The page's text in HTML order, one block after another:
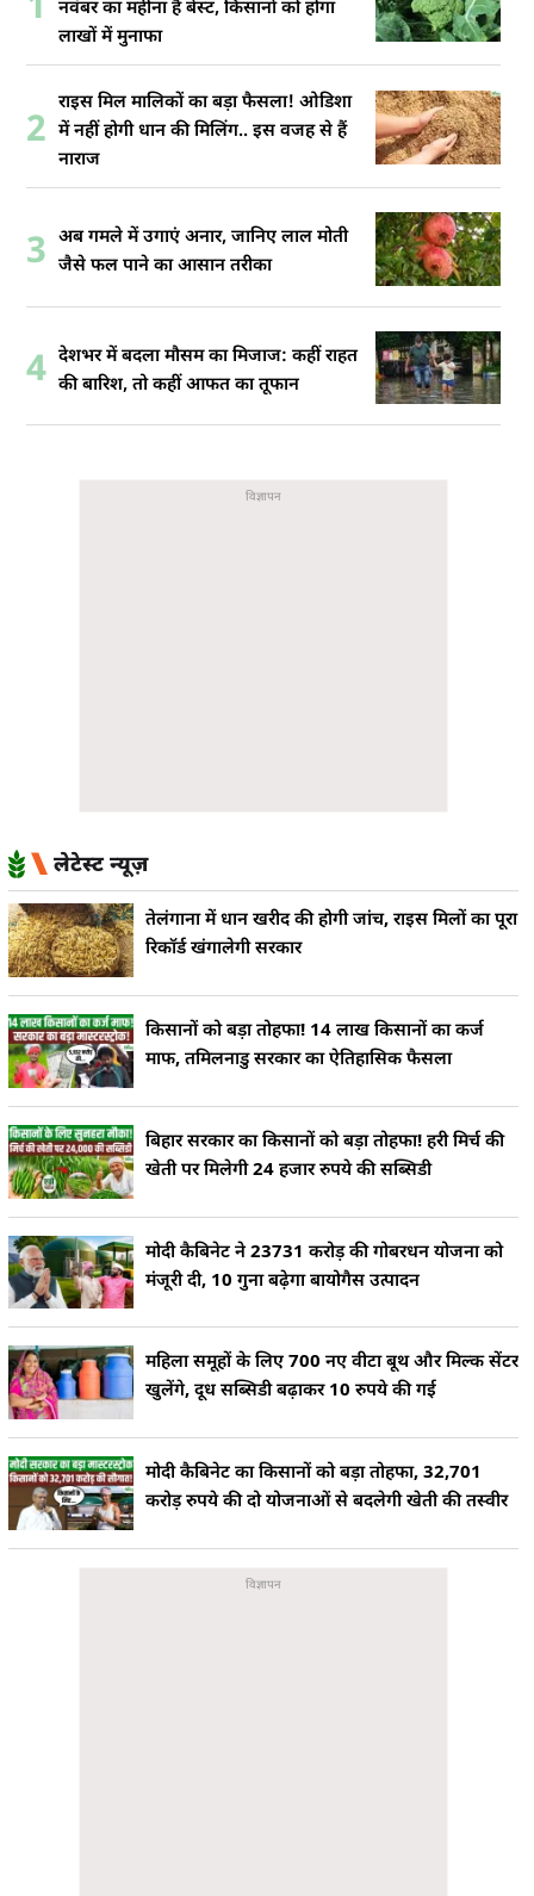
नवंबर का महीना है बेस्ट, किसानों को होगा
लाखों में मुनाफा
2
राइस मिल मालिकों का बड़ा फैसला! ओडिशा
में नहीं होगी धान की मिलिंग.. इस वजह से हैं
नाराज
3 अब गमले में उगाएं अनार, जानिए लाल मोती
जैसे फल पाने का आसान तरीका
4 देशभर में बदला मौसम का मिजाज: कहीं राहत
की बारिश, तो कहीं आफत का तूफान
लेटेस्ट न्यूज़
तेलंगाना में धान खरीद की होगी जांच, राइस मिलों का पूरा
रिकॉर्ड खंगालेगी सरकार
किसानों को बड़ा तोहफा! 14 लाख किसानों का कर्ज
माफ, तमिलनाडु सरकार का ऐतिहासिक फैसला
बिहार सरकार का किसानों को बड़ा तोहफा! हरी मिर्च की
खेती पर मिलेगी 24 हजार रुपये की सब्सिडी
मोदी कैबिनेट ने 23731 करोड़ की गोबरधन योजना को
मंजूरी दी, 10 गुना बढ़ेगा बायोगैस उत्पादन
महिला समूहों के लिए 700 नए वीटा बूथ और मिल्क सेंटर
खुलेंगे, दूध सब्सिडी बढ़ाकर 10 रुपये की गई
मोदी कैबिनेट का किसानों को बड़ा तोहफा, 32,701
करोड़ रुपये की दो योजनाओं से बदलेगी खेती की तस्वीर